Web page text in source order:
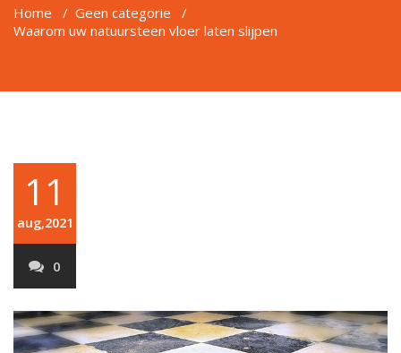
Home / Geen categorie /
Waarom uw natuursteen vloer laten slijpen
11
aug,2021
0